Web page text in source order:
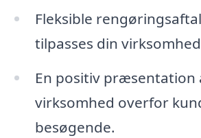
Fleksible
tilpasses din
En positiv præsentation
virksomhed overfor
besøgende.